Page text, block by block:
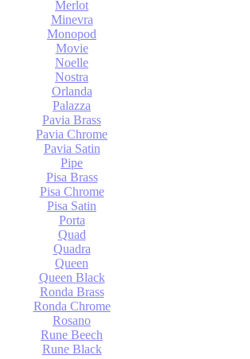
Merlot
Minevra
Monopod
Movie
Noelle
Nostra
Orlanda
Palazza
Pavia Brass
Pavia Chrome
Pavia Satin
Pipe
Pisa Brass
Pisa Chrome
Pisa Satin
Porta
Quad
Quadra
Queen
Queen Black
Ronda Brass
Ronda Chrome
Rosano
Rune Beech
Rune Black